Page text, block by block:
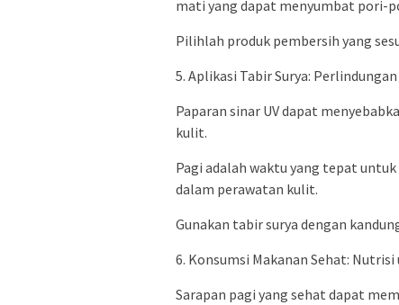
mati yang dapat menyumbat pori-
Pilihlah produk pembersih yang
5. Aplikasi Tabir Surya: Perlindungan
Paparan sinar UV dapat
kulit.
Pagi adalah waktu yang tepat
dalam perawatan kulit.
Gunakan tabir surya dengan
6. Konsumsi Makanan Sehat:
Sarapan pagi yang sehat dapat